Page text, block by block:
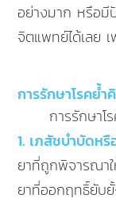
อย่างมาก หรือมี
จิตแพทย์ได้เลย
การรักษาโรคย้ำ
การรักษา
1. เภสัชบำบัดห
ยาที่ถูกพิจารณา
ยาที่ออกฤทธิ์ยับ